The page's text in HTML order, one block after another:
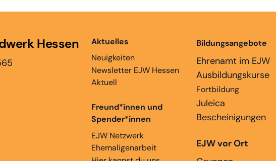
Hessen
Aktuelles
Neuigkeiten
Newsletter EJW Hessen
Aktuell
Freund*innen und
Spender*innen
EJW Netzwerk
Ehemaligenarbeit
Bildungsangebote
Ehrenamt im EJW
Ausbildungskurse
Fortbildung
Juleica
Bescheinigungen
EJW vor Ort